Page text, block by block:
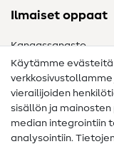
Ilmaiset oppaat
Kangassanasto
Ompelusanasto
Ompeluohjeet
Apua ja
Käytämme
vierailijoiden
sisällön ja
median integrointiin
analysointiin.